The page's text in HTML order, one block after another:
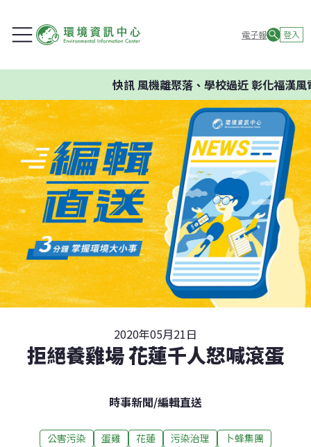
電子報 登入
快訊風機離聚落、學校過近 彰化福漢風
2020年05月21日
拒絕養雞場 花蓮千人怒喊滾蛋
時事新聞/編輯直送
公害污染 蛋雞 花蓮 污染治理 卜蜂集團